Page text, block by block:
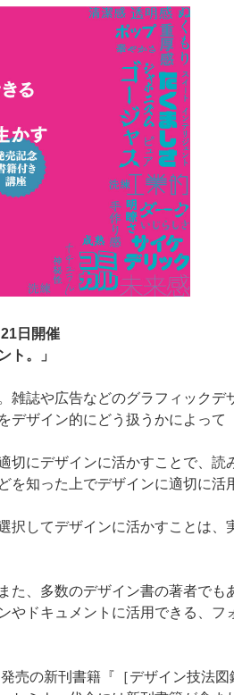
日開催
ト。」
雑誌や広告などのグラフィック
ザイン的にどう扱うかによって
にデザインに活かすことで、読
知った上でデザインに適切に活
択してデザインに活かすことは
た、多数のデザイン書の著者で
ドキュメントに活用できる、
売の新刊書籍『［デザイン技法